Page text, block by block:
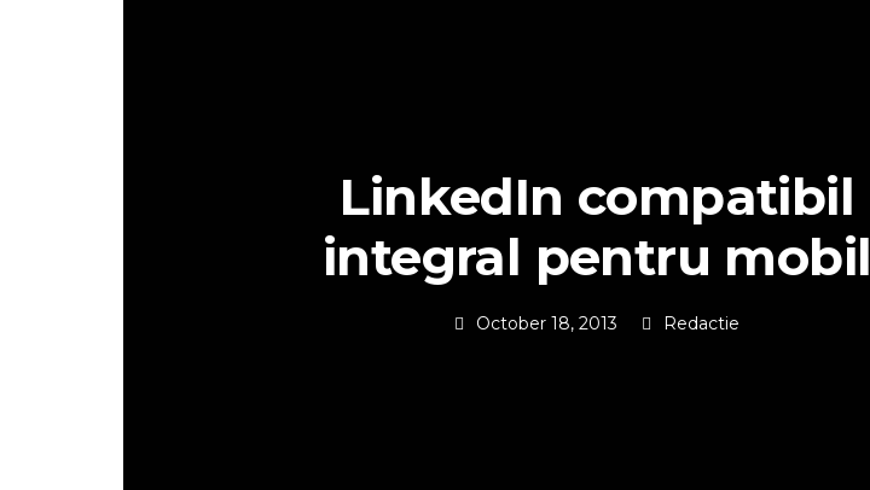
LinkedIn compatibil
integral pentru mobil
October 18, 2013 Redactie